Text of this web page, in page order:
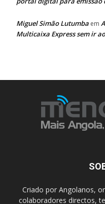
Miguel Simão Lutumba em
Multicaixa Express sem ir
Criado por Angolanos,
colaboradores directos,